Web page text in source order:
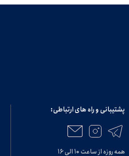
پشتیبانی و راه های ارتباطی:
همه روزه از ساعت ۱۰ الی ۱۶